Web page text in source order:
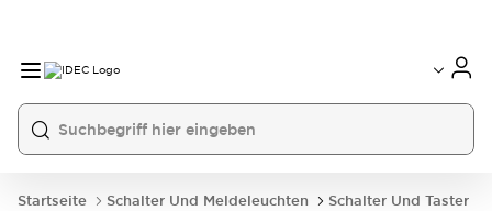
Startseite Schalter Und Meldeleuchten
Schalter Und Taster